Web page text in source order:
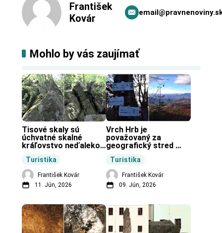
František
Kovár
Mohlo by vás zaujímať
Turistika
Tisové skaly sú
úchvatné skalné
kráľovstvo neďaleko
František Kovár
11. Jún, 2026
Turistika
Vrch Hrb je
považovaný za
geografický stred
František Kovár
09. Jún, 2026